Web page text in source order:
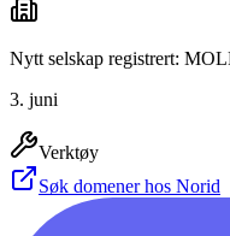
Nytt selskap registrert:
3. juni
Verktøy
Søk domener hos Norid